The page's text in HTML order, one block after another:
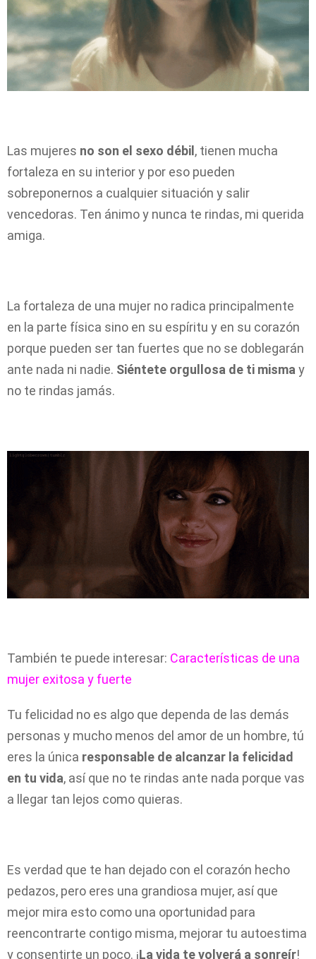
Las mujeres no son el sexo débil, tienen mucha
fortaleza en su interior y por eso pueden
sobreponernos a cualquier situación y salir
vencedoras. Ten ánimo y nunca te rindas, mi querida
amiga.
La fortaleza de una mujer no radica principalmente
en la parte física sino en su espíritu y en su corazón
porque pueden ser tan fuertes que no se doblegarán
ante nada ni nadie. Siéntete orgullosa de ti misma y
no te rindas jamás.
También te puede interesar: Características de una
mujer exitosa y fuerte
Tu felicidad no es algo que dependa de las demás
personas y mucho menos del amor de un hombre, tú
eres la única responsable de alcanzar la felicidad
en tu vida, así que no te rindas ante nada porque vas
a llegar tan lejos como quieras.
Es verdad que te han dejado con el corazón hecho
pedazos, pero eres una grandiosa mujer, así que
mejor mira esto como una oportunidad para
reencontrarte contigo misma, mejorar tu autoestima
y consentirte un poco. ¡La vida te volverá a sonreír!